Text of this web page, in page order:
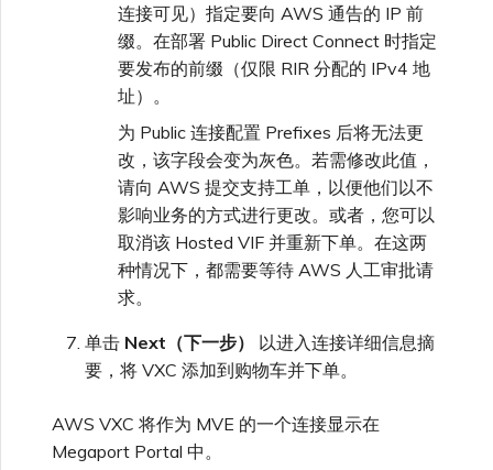
连接可见）指定要向 AWS 通告的 IP 前
缀。在部署 Public Direct Connect 时指定
要发布的前缀（仅限 RIR 分配的 IPv4 地
址）。
为 Public 连接配置 Prefixes 后将无法更
改，该字段会变为灰色。若需修改此值，
请向 AWS 提交支持工单，以便他们以不
影响业务的方式进行更改。或者，您可以
取消该 Hosted VIF 并重新下单。在这两
种情况下，都需要等待 AWS 人工审批请
求。
单击 Next（下一步）
以进入连接详细信息摘
要，将 VXC 添加到购物车并下单。
AWS VXC 将作为 MVE 的一个连接显示在
Megaport Portal 中。